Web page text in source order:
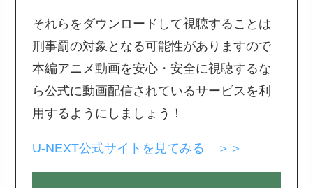
要な回が描かれたシリーズで
す。
エニエスロビーに拘束された
ロビンを救うために命がけで
ロビンを仲間として助けに向
かうルフィ達とロビンとの仲
それらをダウンロードして視聴することは
刑事罰の対象となる可能性がありますので
本編アニメ動画を安心・安全に視聴するな
ら公式に動画配信されているサービスを利
用するようにしましょう！
U-NEXT公式サイトを見てみる ＞＞